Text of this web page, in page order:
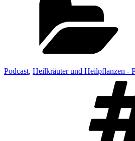
Podcast, Heilkräuter und Heilpflanzen -